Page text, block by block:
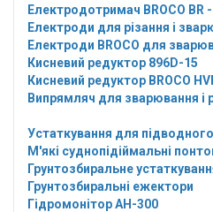
Електродотримач BROCO BR
Електроди для різання і
Електроди BROCO для
Кисневий редуктор 896D-15
Кисневий редуктор BROCO
Випрямляч для зварювання і
Устаткування для
М'які суднопідіймальні
Грунтозбиральне
Грунтозбиральні ежектори
Гідромонітор АН-300